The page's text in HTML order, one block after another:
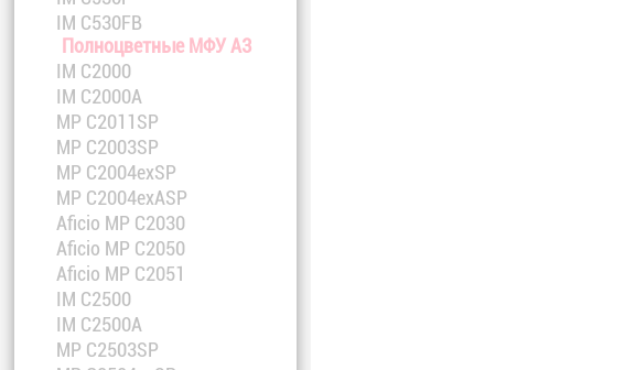
IM C530FB
Полноцветные МФУ A3
IM C2000
IM C2000A
MP C2011SP
MP C2003SP
MP C2004exSP
MP C2004exASP
Aficio MP C2030
Aficio MP C2050
Aficio MP C2051
IM C2500
IM C2500A
MP C2503SP